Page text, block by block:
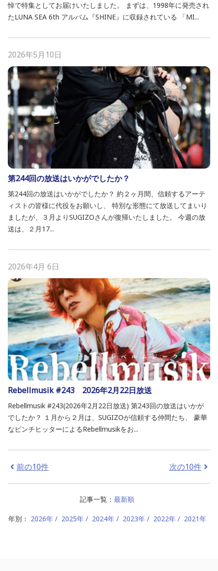
悼で特集としてお届けいたしました。 まずは、1998年に発売され
たLUNA SEA 6th アルバム『SHINE』に収録されている 「MI...
2026年5月10日
第244回の放送はいかがでしたか？
第244回の放送はいかがでしたか？ 約２ヶ月間、信頼するアーテ
ィストの皆様に代役をお願いし、 特別な形態にて放送してまいり
ましたが、３月よりSUGIZOさんが復帰いたしました。 今週の放
送は、２月17...
2026年4月 6日
Rebellmusik #243 2026年2月22日放送
Rebellmusik #243(2026年2月22日放送) 第243回の放送はいかが
でしたか？ １月から２月は、SUGIZOが信頼する仲間たち、 豪華
なピンチヒッターによるRebellmusikをお...
前の10件 次の10件
記事一覧： 最新順
年別： 2026年 2025年 2024年 2023年 2022年 2021年